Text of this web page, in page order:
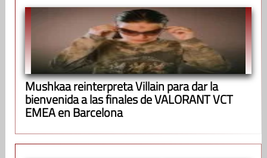
Mushkaa reinterpreta Villain para dar la
bienvenida a las finales de VALORANT VCT
EMEA en Barcelona